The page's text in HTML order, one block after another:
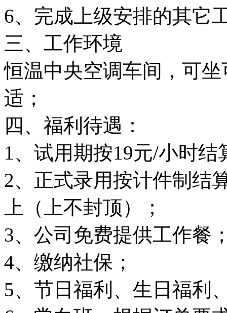
6、完成上级安排的其它
三、工作环境
恒温中央空调车间，可
适；
四、福利待遇：
1、试用期按19元/小时结
2、正式录用按计件制结
上（上不封顶）；
3、公司免费提供工作餐
4、缴纳社保；
5、节日福利、生日福利